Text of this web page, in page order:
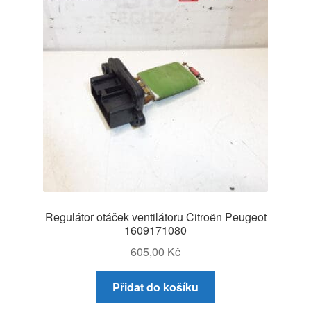
Regulátor otáček ventilátoru Citroën Peugeot
1609171080
605,00 Kč
Přidat do košíku